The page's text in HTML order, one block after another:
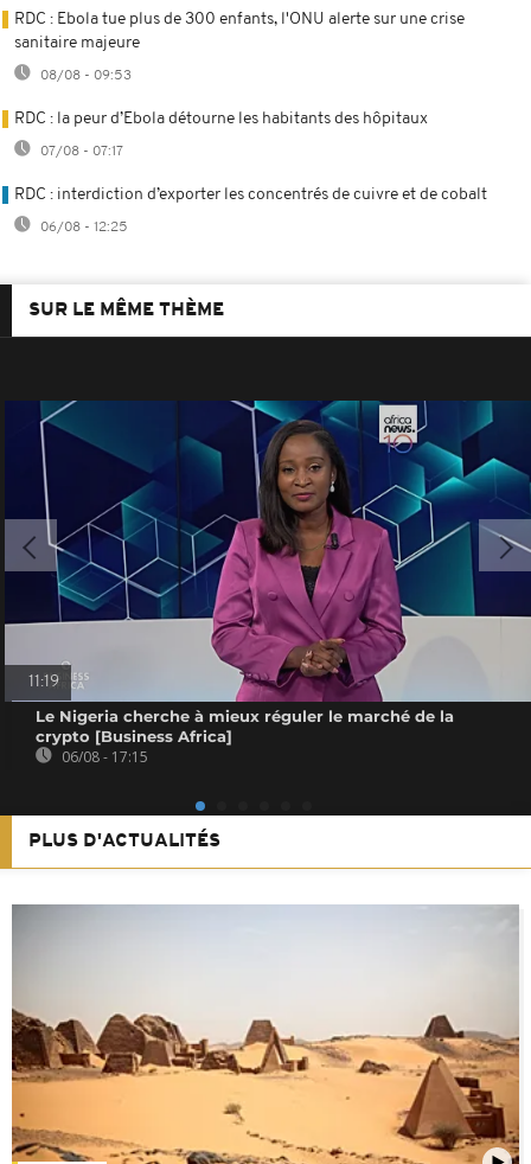
RDC : Ebola tue plus de 300 enfants, l'ONU alerte sur une crise
sanitaire majeure
08/08 - 09:53
RDC : la peur d’Ebola détourne les habitants des hôpitaux
07/08 - 07:17
RDC : interdiction d’exporter les concentrés de cuivre et de cobalt
06/08 - 12:25
SUR LE MÊME THÈME
11:19
Le Nigeria cherche à mieux réguler le marché de la
crypto [Business Africa]
06/08 - 17:15
PLUS D'ACTUALITÉS